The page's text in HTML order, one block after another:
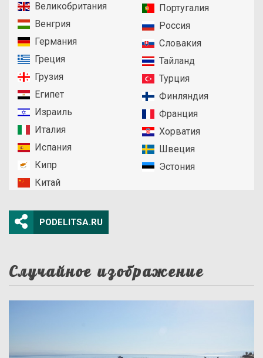
Великобритания
Венгрия
Германия
Греция
Грузия
Египет
Израиль
Италия
Испания
Кипр
Китай
Португалия
Россия
Словакия
Тайланд
Турция
Финляндия
Франция
Хорватия
Швеция
Эстония
PODELITSA.RU
Случайное изображение